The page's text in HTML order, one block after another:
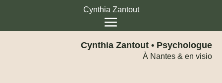
Cynthia Zantout
Cynthia Zantout • Psychologue
À Nantes & en visio